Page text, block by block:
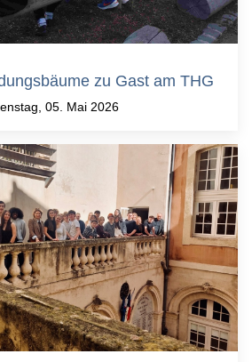
zu Gast am THG
05. Mai 2026